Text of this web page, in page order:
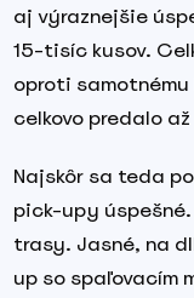
aj výraznejšie
15-tisíc kusov.
oproti samotnému
celkovo predalo
Najskôr sa teda
pick-upy
trasy. Jasné, na
up so spaľovacím